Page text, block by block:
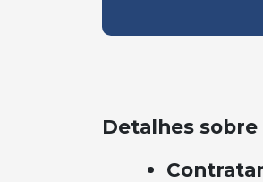
Detalhes sobre